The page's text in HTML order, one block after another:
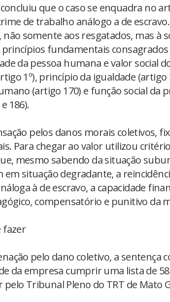
que o caso se enquadra no
de trabalho análogo a de
não somente aos resgatados, mas à
fundamentais
da pessoa humana e valor social
1º), princípio da igualdade (artigo
(artigo 170) e função social da
186).
pelos danos morais coletivos,
Para chegar ao valor utilizou
mesmo sabendo da situação
situação degradante, a
à de escravo, a capacidade
compensatório e punitivo da
fazer
pelo dano coletivo, a sentença
da empresa cumprir uma lista de
Tribunal Pleno do TRT de Mato